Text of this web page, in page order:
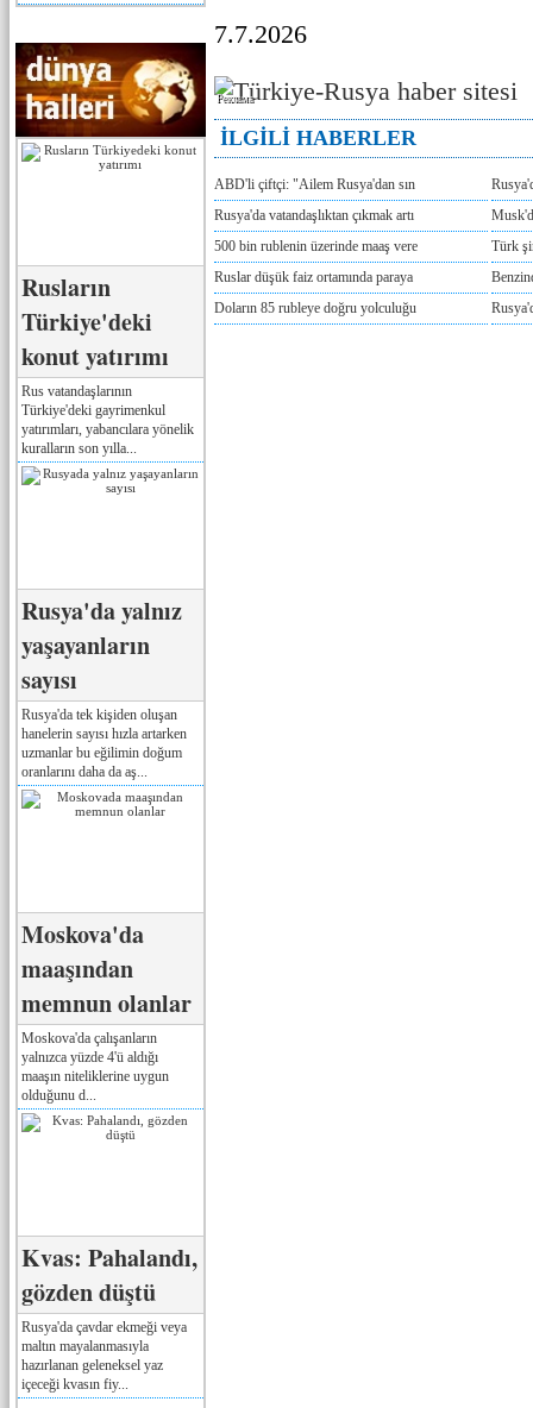
Rusların
Türkiye'deki
konut yatırımı
Rus vatandaşlarının
Türkiye'deki gayrimenkul
yatırımları, yabancılara yönelik
kuralların son yılla...
Rusya'da yalnız
yaşayanların
sayısı
Rusya'da tek kişiden oluşan
hanelerin sayısı hızla artarken
uzmanlar bu eğilimin doğum
oranlarını daha da aş...
Moskova'da
maaşından
memnun olanlar
Moskova'da çalışanların
yalnızca yüzde 4'ü aldığı
maaşın niteliklerine uygun
olduğunu d...
Kvas: Pahalandı,
gözden düştü
Rusya'da çavdar ekmeği veya
maltın mayalanmasıyla
hazırlanan geleneksel yaz
içeceği kvasın fiy...
7.7.2026
Реклама
İLGİLİ HABERLER
ABD'li çiftçi: "Ailem Rusya'dan sın
Rusya'da vatandaşlıktan çıkmak artı
500 bin rublenin üzerinde maaş vere
Türk
Ruslar düşük faiz ortamında paraya
Doların 85 rubleye doğru yolculuğu